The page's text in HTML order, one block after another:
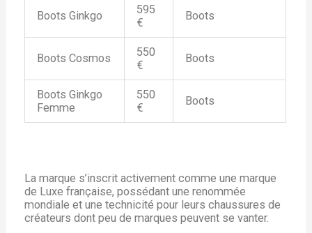
Boots Ginkgo
595
€
Boots
Boots Cosmos
550
€
Boots
Boots Ginkgo
Femme
550
€
Boots
La marque s’inscrit activement comme une marque
de Luxe française, possédant une renommée
mondiale et une technicité pour leurs chaussures de
créateurs dont peu de marques peuvent se vanter.